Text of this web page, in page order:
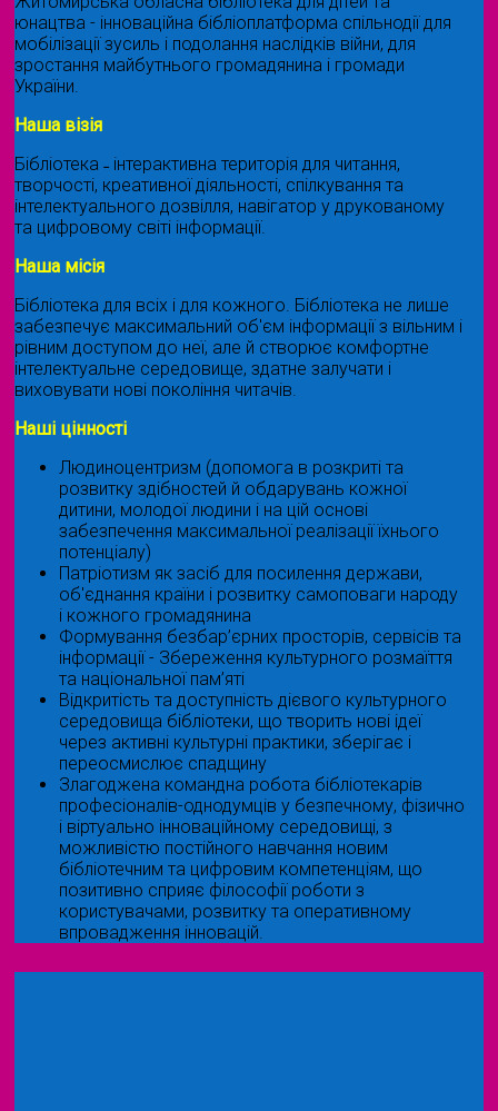
юнацтва - інноваційна бібліоплатформа спільнодії для
мобілізації зусиль і подолання наслідків війни, для
зростання майбутнього громадянина і громади
України.
Наша візія
Бібліотека ˗ інтерактивна територія для читання,
творчості, креативної діяльності, спілкування та
інтелектуального дозвілля, навігатор у друкованому
та цифровому світі інформації.
Наша місія
Бібліотека для всіх і для кожного. Бібліотека не лише
забезпечує максимальний об'єм інформації з вільним і
рівним доступом до неї, але й створює комфортне
інтелектуальне середовище, здатне залучати і
виховувати нові покоління читачів.
Наші цінності
Людиноцентризм (допомога в розкриті та
розвитку здібностей й обдарувань кожної
дитини, молодої людини і на цій основі
забезпечення максимальної реалізації їхнього
потенціалу)
Патріотизм як засіб для посилення держави,
об'єднання країни і розвитку самоповаги народу
і кожного громадянина
Формування безбар’єрних просторів, сервісів та
інформації - Збереження культурного розмаїття
та національної пам’яті
Відкритість та доступність дієвого культурного
середовища бібліотеки, що творить нові ідеї
через активні культурні практики, зберігає і
переосмислює спадщину
Злагоджена командна робота бібліотекарів
професіоналів-однодумців у безпечному, фізично
і віртуально інноваційному середовищі, з
можливістю постійного навчання новим
бібліотечним та цифровим компетенціям, що
позитивно сприяє філософії роботи з
користувачами, розвитку та оперативному
впровадження інновацій.